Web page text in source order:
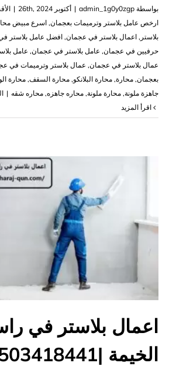
بواسطة admin_1g0y0zgp
| أكتوبر 26th, 2024 |
ارخص عامل بلاستر وترميمات بعجمان, اسرع مبيض
بلاستر , اعمال بلاستر في عجمان, افضل عامل بلاستر
حرفيين في عجمان, عامل بلاستر في عجمان, عامل
عمال بلاستر في عجمان, عمال بلاستر وترميمات في
بعجمان, محارة, محارة البلانكو, محارة السقف, محارة
جاهزة ملونة, محارة ملونة, محاره جاهزه, محاره شقه |
اعمال بلاستر في
الخيمة |0503418441